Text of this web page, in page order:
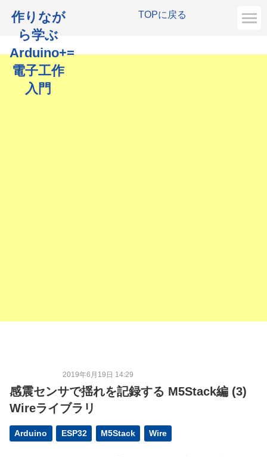
TOPに戻る
作りなが
ら学ぶ
Arduino+=
電子工作
入門
2019年6月19日 14:29
感震センサで揺れを記録する M5Stack編 (3)
Wireライブラリ
Arduino ESP32 M5Stack Wire